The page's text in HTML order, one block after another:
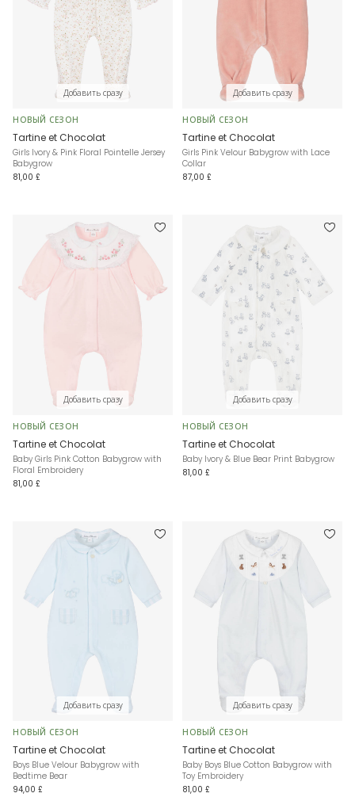
Добавить сразу
НОВЫЙ СЕЗОН
Tartine et Chocolat
Girls Ivory & Pink Floral Pointelle Jersey
Babygrow
81,00 £
Добавить сразу
НОВЫЙ СЕЗОН
Tartine et Chocolat
Girls Pink Velour Babygrow with Lace
Collar
87,00 £
Добавить сразу
НОВЫЙ СЕЗОН
Tartine et Chocolat
Baby Girls Pink Cotton Babygrow with
Floral Embroidery
81,00 £
Добавить сразу
НОВЫЙ СЕЗОН
Tartine et Chocolat
Baby Ivory & Blue Bear Print Babygrow
81,00 £
Добавить сразу
НОВЫЙ СЕЗОН
Tartine et Chocolat
Boys Blue Velour Babygrow with
Bedtime Bear
94,00 £
Добавить сразу
НОВЫЙ СЕЗОН
Tartine et Chocolat
Baby Boys Blue Cotton Babygrow with
Toy Embroidery
81,00 £